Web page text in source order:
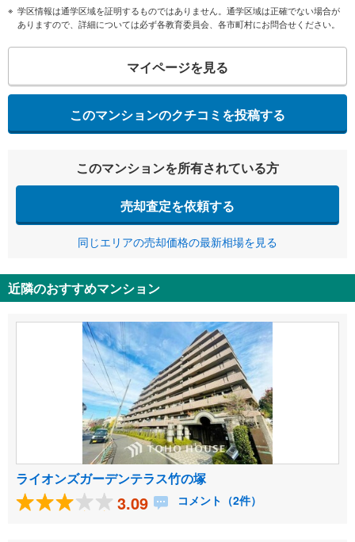
学区情報は通学区域を証明するものではありません。通学区域は正確でない場合が
ありますので、詳細については必ず各教育委員会、各市町村にお問合せください。
マイページを見る
このマンションのクチコミを投稿する
このマンションを所有されている方
売却査定を依頼する
同じエリアの売却価格の最新相場を見る
近隣のおすすめマンション
ライオンズガーデンテラス竹の塚
3.09 コメント（2件）